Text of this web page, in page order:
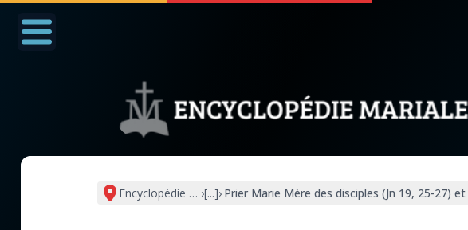
Nous soutenir À propos Facebook Infos légales
Prier au quotidien
◼︎À la une
Encyclopédie mariale
›[...]› Prier Marie Mère des disciples (Jn 19, 25-27) et